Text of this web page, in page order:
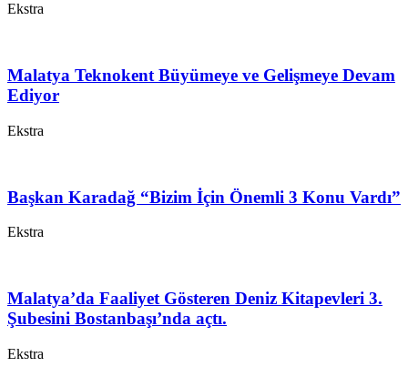
Ekstra
Malatya Teknokent Büyümeye ve Gelişmeye Devam
Ediyor
Ekstra
Başkan Karadağ “Bizim İçin Önemli 3 Konu Vardı”
Ekstra
Malatya’da Faaliyet Gösteren Deniz Kitapevleri 3.
Şubesini Bostanbaşı’nda açtı.
Ekstra